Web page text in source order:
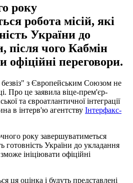
року
робота місій, які
України до
після чого Кабмін
офіційні переговори.
з Європейським Союзом не
Про це заявила віце-прем'єр-
та євроатлантичної інтеграції
в інтерв'ю агентству Інтерфакс-
року завершуватиметься
готовність України до укладання
ініціювати офіційні
ця оцінка і будуть представлені